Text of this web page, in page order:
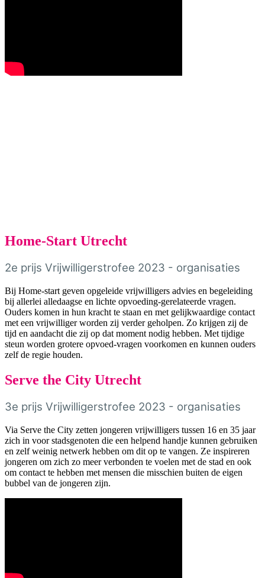
Home-Start Utrecht
2e prijs Vrijwilligerstrofee 2023 - organisaties
Bij Home-start geven opgeleide vrijwilligers advies en begeleiding
bij allerlei alledaagse en lichte opvoeding-gerelateerde vragen.
Ouders komen in hun kracht te staan en met gelijkwaardige contact
met een vrijwilliger worden zij verder geholpen. Zo krijgen zij de
tijd en aandacht die zij op dat moment nodig hebben. Met tijdige
steun worden grotere opvoed-vragen voorkomen en kunnen ouders
zelf de regie houden.
Serve the City Utrecht
3e prijs Vrijwilligerstrofee 2023 - organisaties
Via Serve the City zetten jongeren vrijwilligers tussen 16 en 35 jaar
zich in voor stadsgenoten die een helpend handje kunnen gebruiken
en zelf weinig netwerk hebben om dit op te vangen. Ze inspireren
jongeren om zich zo meer verbonden te voelen met de stad en ook
om contact te hebben met mensen die misschien buiten de eigen
bubbel van de jongeren zijn.